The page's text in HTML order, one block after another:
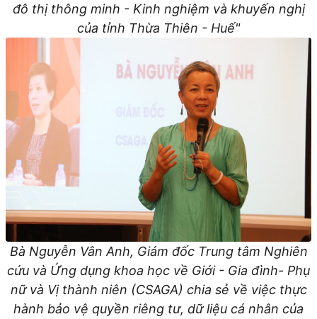
đô thị thông minh - Kinh nghiệm và khuyến nghị
của tỉnh Thừa Thiên - Huế"
Bà Nguyễn Vân Anh, Giám đốc Trung tâm Nghiên
cứu và Ứng dụng khoa học về Giới - Gia đình- Phụ
nữ và Vị thành niên (CSAGA) chia sẻ về việc thực
hành bảo vệ quyền riêng tư, dữ liệu cá nhân của